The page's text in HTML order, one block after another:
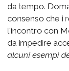
da tempo.
consenso che i
l'incontro con
da impedire
alcuni esempi